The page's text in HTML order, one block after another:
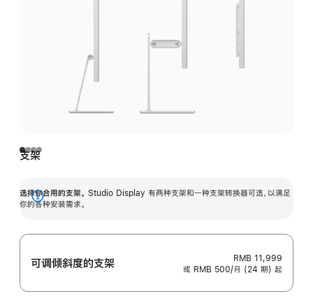
支架
选择你合用的支架。 Studio Display 有两种支架和一种支架转换器可选，以满足
你的各种安装需求。
展
可调倾斜度的支架
RMB 11,999
或 RMB 500/月 (24 期) 起